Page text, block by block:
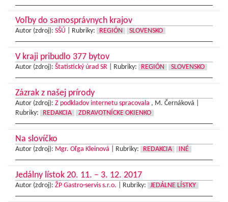
Voľby do samosprávnych krajov
Autor (zdroj): SŠÚ Rubriky: REGIÓN SLOVENSKO
V kraji pribudlo 377 bytov
Autor (zdroj): Štatistický úrad SR Rubriky: REGIÓN SLOVENSKO
Zázrak z našej prírody
Autor (zdroj): Z podkladov internetu spracovala , M. Černáková |
Rubriky:
REDAKCIA ZDRAVOTNÍCKE OKIENKO
Na slovíčko
Autor (zdroj): Mgr. Oľga Kleinová Rubriky: REDAKCIA INÉ
Jedálny lístok 20. 11. – 3. 12. 2017
Autor (zdroj): ŽP Gastro-servis s.r.o. Rubriky: JEDÁLNE LÍSTKY